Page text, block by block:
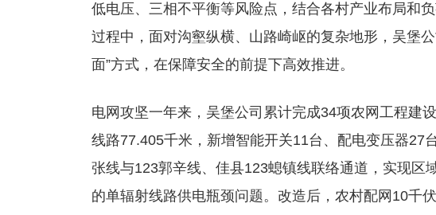
低电压、三相不平衡等风险点，结合各村产业布局和
过程中，面对沟壑纵横、山路崎岖的复杂地形，吴堡
面”方式，在保障安全的前提下高效推进。
电网攻坚一年来，吴堡公司累计完成34项农网工程建
线路77.405千米，新增智能开关11台、配电变压器27
张线与123郭辛线、佳县123螅镇线联络通道，实现区
的单辐射线路供电瓶颈问题。改造后，农村配网10千